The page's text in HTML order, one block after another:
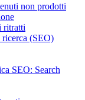
non prodotti
ritratti
(SEO)
SEO: Search